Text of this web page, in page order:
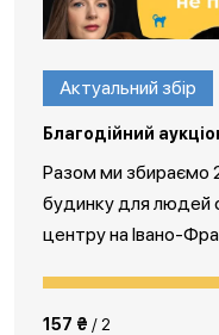
Актуальний збір
Благодійний
Разом ми збираємо
будинку для людей
центру на Івано-
157 ₴ / 2